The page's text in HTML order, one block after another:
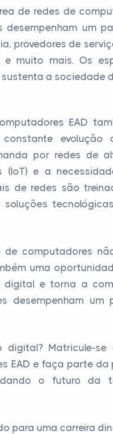
de redes de
um
provedores de
e muito mais. Os
a sociedade
EAD
evolução
por redes de
e a
de redes são
de computadores
uma
e torna a
desempenham um
digital? Matricule-se
EAD e faça parte da
o futuro da
para uma carreira